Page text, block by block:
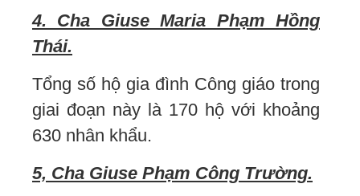
4. Cha Giuse Maria Phạm Hồng
Thái.
Tổng số hộ gia đình Công giáo trong
giai đoạn này là 170 hộ với khoảng
630 nhân khẩu.
5, Cha Giuse Phạm Công Trường.